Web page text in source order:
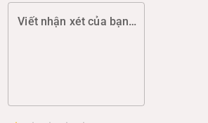
Viết nhận xét của bạn (chất lượng, đóng gói, giao hàng...)